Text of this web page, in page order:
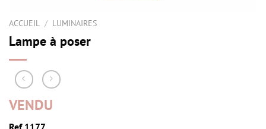
ACCUEIL / LUMINAIRES
Lampe à poser
VENDU